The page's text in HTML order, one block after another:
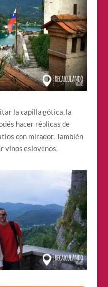
la capilla gótica, la
hacer réplicas de
con mirador. También
vinos eslovenos.